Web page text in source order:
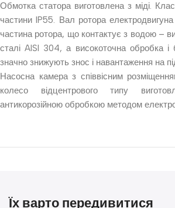
Обмотка статора виготовлена з міді.
частини IP55. Вал ротора
частина ротора, що контактує з водою –
сталі AISI 304, а високоточна обробка і
значно знижують знос і навантаження на
Насосна камера з співвісним
колесо відцентрового типу
антикорозійною обробкою методом
Їх варто передивитися